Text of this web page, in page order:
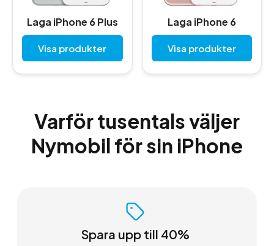
Laga iPhone 6 Plus
Visa produkter
Laga iPhone 6
Visa produkter
Varför tusentals väljer
Nymobil för sin iPhone
Spara upp till 40%